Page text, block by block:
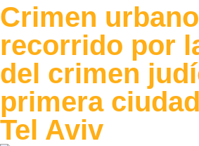
Crimen
recorrido por
del crimen
primera
Tel Aviv